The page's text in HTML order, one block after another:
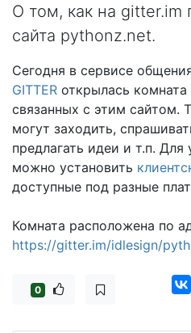
О том, как на gitter.im
сайта pythonz.net.
Сегодня в сервисе
GITTER открылась
связанных с этим сайтом.
могут заходить,
предлагать идеи и т.п.
можно установить
доступные под разные
Комната расположена по
https://gitter.im/idlesign/
0